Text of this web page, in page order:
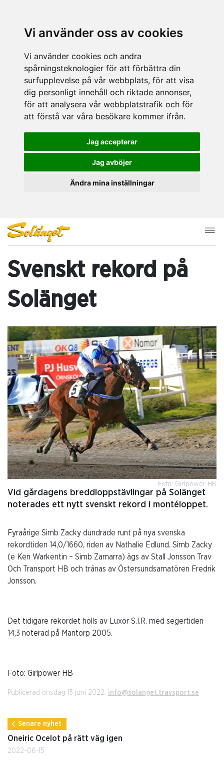
Vi använder oss av cookies
Vi använder cookies och andra
spårningsteknologier för att förbättra din
surfupplevelse på vår webbplats, för att visa
dig personligt innehåll och riktade annonser,
för att analysera vår webbplatstrafik och för
att förstå var våra besökare kommer ifrån.
Jag accepterar
Jag avböjer
Ändra mina inställningar
Foto: Girlpower HB
Svenskt rekord på
Solänget
Vid gårdagens breddloppstävlingar på Solänget
noterades ett nytt svenskt rekord i montéloppet.
Fyraårige Simb Zacky dundrade runt på nya svenska
rekordtiden 14,0/1660, riden av Nathalie Edlund. Simb Zacky
(e Ken Warkentin – Simb Zamarra) ägs av Stall Jonsson Trav
Och Transport HB och tränas av Östersundsamatören Fredrik
Jonsson.
Det tidigare rekordet hölls av Luxor S.I.R. med segertiden
14,3 noterad på Mantorp 2005.
Foto: Girlpower HB
Publicerad onsdag 15 juni 2022. info@solanget.travsport.se
Senare nyhet
Oneiric Ocelot på rätt väg igen
2022-06-15